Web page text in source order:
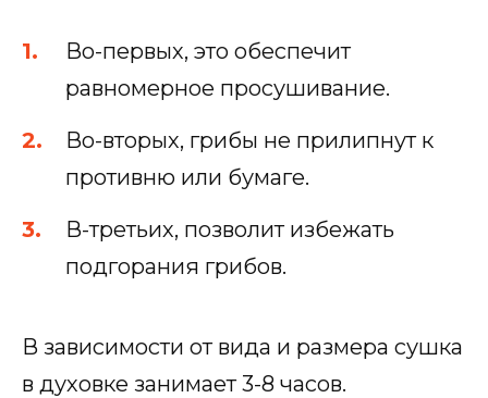
Во-первых, это обеспечит
равномерное просушивание.
Во-вторых, грибы не прилипнут к
противню или бумаге.
В-третьих, позволит избежать
подгорания грибов.
В зависимости от вида и размера сушка
в духовке занимает 3-8 часов.